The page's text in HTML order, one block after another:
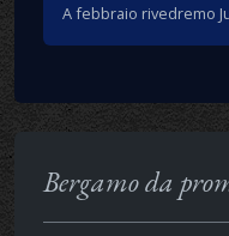
A febbraio rivedremo
Bergamo da